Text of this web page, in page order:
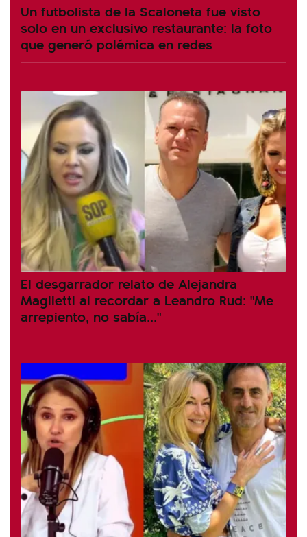
Un futbolista de la Scaloneta fue visto
solo en un exclusivo restaurante: la foto
que generó polémica en redes
El desgarrador relato de Alejandra
Maglietti al recordar a Leandro Rud: "Me
arrepiento, no sabía..."